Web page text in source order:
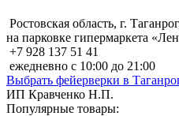
Ростовская область, г.
на парковке гипермаркета
+7 928 137 51 41
ежедневно с 10:00 до 21:00
Выбрать фейерверки в
ИП Кравченко Н.П.
Популярные товары: